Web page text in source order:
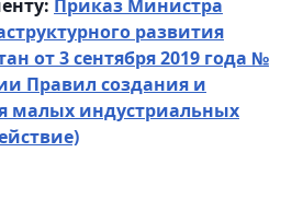
Приказ Министра
развития
от 3 сентября 2019 года №
Правил создания и
малых индустриальных